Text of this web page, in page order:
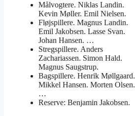
Målvogtere. Niklas Landin.
Kevin Møller. Emil Nielsen.
Fløjspillere. Magnus Landin.
Emil Jakobsen. Lasse Svan.
Johan Hansen. …
Stregspillere. Anders
Zachariassen. Simon Hald.
Magnus Saugstrup.
Bagspillere. Henrik Møllgaard.
Mikkel Hansen. Morten Olsen.
…
Reserve: Benjamin Jakobsen.